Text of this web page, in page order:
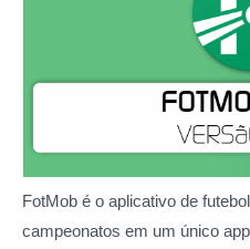
FotMob é o aplicativo de
campeonatos em um único